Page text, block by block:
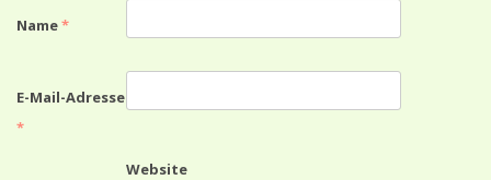
Name*
E-Mail-Adresse
*
Website